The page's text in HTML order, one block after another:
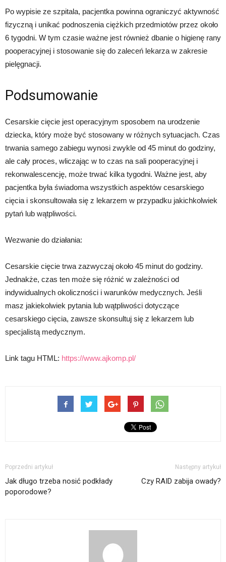
Po wypisie ze szpitala, pacjentka powinna ograniczyć aktywność
fizyczną i unikać podnoszenia ciężkich przedmiotów przez około
6 tygodni. W tym czasie ważne jest również dbanie o higienę rany
pooperacyjnej i stosowanie się do zaleceń lekarza w zakresie
pielęgnacji.
Podsumowanie
Cesarskie cięcie jest operacyjnym sposobem na urodzenie
dziecka, który może być stosowany w różnych sytuacjach. Czas
trwania samego zabiegu wynosi zwykle od 45 minut do godziny,
ale cały proces, wliczając w to czas na sali pooperacyjnej i
rekonwalescencję, może trwać kilka tygodni. Ważne jest, aby
pacjentka była świadoma wszystkich aspektów cesarskiego
cięcia i skonsultowała się z lekarzem w przypadku jakichkolwiek
pytań lub wątpliwości.
Wezwanie do działania:
Cesarskie cięcie trwa zazwyczaj około 45 minut do godziny.
Jednakże, czas ten może się różnić w zależności od
indywidualnych okoliczności i warunków medycznych. Jeśli
masz jakiekolwiek pytania lub wątpliwości dotyczące
cesarskiego cięcia, zawsze skonsultuj się z lekarzem lub
specjalistą medycznym.
Link tagu HTML: https://www.ajkomp.pl/
Poprzedni artykuł
Jak długo trzeba nosić podkłady
poporodowe?
Następny artykuł
Czy RAID zabija owady?